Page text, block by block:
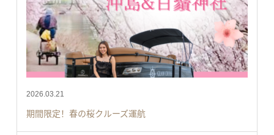
2026.03.21
期間限定！春の桜クルーズ運航